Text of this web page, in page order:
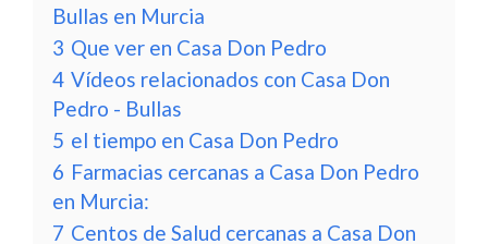
Bullas en Murcia
3 Que ver en Casa Don Pedro
4 Vídeos relacionados con Casa Don
Pedro - Bullas
5 el tiempo en Casa Don Pedro
6 Farmacias cercanas a Casa Don Pedro
en Murcia:
7 Centos de Salud cercanas a Casa Don